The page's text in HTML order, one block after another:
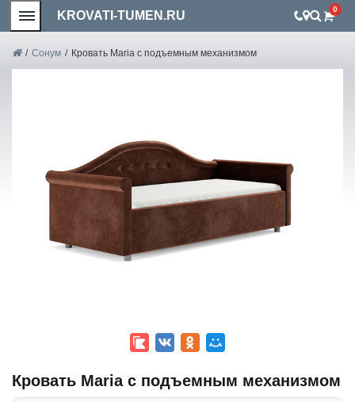
KROVATI-TUMEN.RU 0
/ Сонум / Кровать Maria с подъемным механизмом
Кровать Maria с подъемным механизмом